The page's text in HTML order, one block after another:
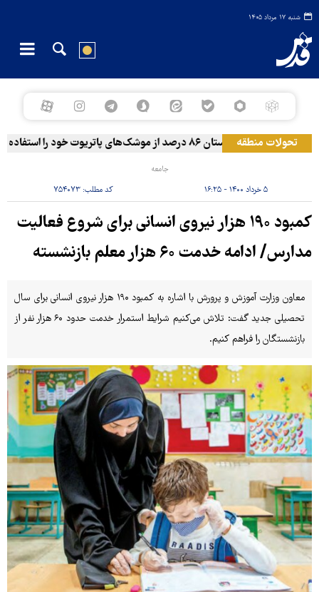
شنبه ۱۷ مرداد ۱۴۰۵
تحولات منطقه
رویترز: عربستان ۸۶ درصد از موشک‌های پاتریوت خود را استفاده کرده است
جامعه
۵ خرداد ۱۴۰۰ - ۱۶:۲۵ کد مطلب: ۷۵۴۰۷۳
کمبود ۱۹۰ هزار نیروی انسانی برای شروع فعالیت
مدارس/ ادامه خدمت ۶۰ هزار معلم بازنشسته
معاون وزارت آموزش و پرورش با اشاره به کمبود ۱۹۰ هزار نیروی انسانی برای سال
تحصیلی جدید گفت: تلاش می‌کنیم شرایط استمرار خدمت حدود ۶۰ هزار نفر از
بازنشستگان را فراهم کنیم.